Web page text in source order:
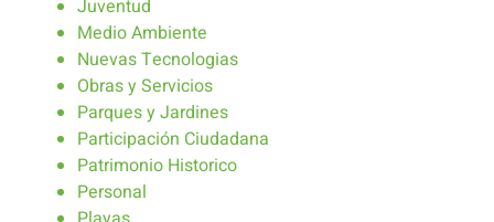
Juventud
Medio Ambiente
Nuevas Tecnologias
Obras y Servicios
Parques y Jardines
Participación Ciudadana
Patrimonio Historico
Personal